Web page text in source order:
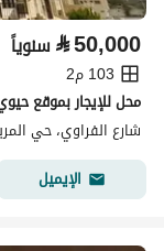
⃁50,000 سنوياً
103 م2
محل للإيجار بموقع
شارع الفراوي، حي
الإيميل